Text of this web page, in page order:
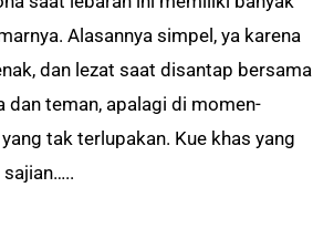
Alasannya simpel, ya karena
dan lezat saat disantap bersama
dan teman, apalagi di momen-
tak terlupakan. Kue khas yang